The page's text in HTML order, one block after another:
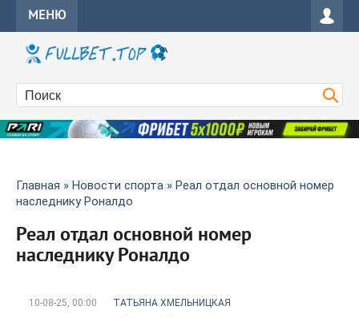
МЕНЮ
Главная » Новости спорта » Реал отдал основной номер
наследнику Роналдо
Реал отдал основной номер
наследнику Роналдо
10-08-25, 00:00 ТАТЬЯНА ХМЕЛЬНИЦКАЯ